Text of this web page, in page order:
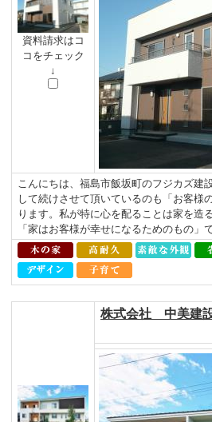
資料請求はコ
コをチェック
↓
こんにちは、福島市飯坂町のフジカズ建
して続けさせて頂いているのも「お客様
ります。私が特に心を配ることは家を造
「家はお客様が幸せになるためのもの」
株式会社 中美建